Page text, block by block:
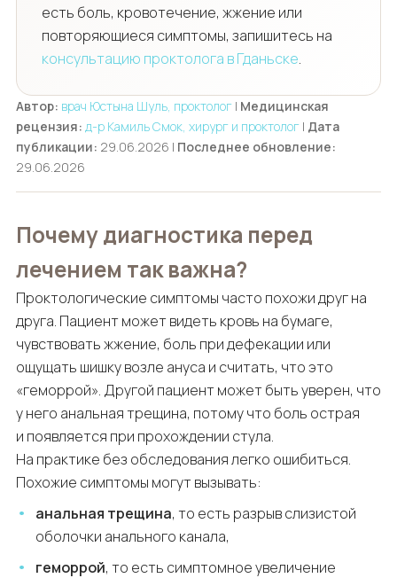
есть боль, кровотечение, жжение или
повторяющиеся симптомы, запишитесь на
консультацию проктолога в Гданьске.
Автор: врач Юстына Шуль, проктолог| Медицинская
рецензия: д-р Камиль Смок, хирург и проктолог| Дата
публикации: 29.06.2026 | Последнее обновление:
29.06.2026
Почему диагностика перед
лечением так важна?
Проктологические симптомы часто похожи друг на
друга. Пациент может видеть кровь на бумаге,
чувствовать жжение, боль при дефекации или
ощущать шишку возле ануса и считать, что это
«геморрой». Другой пациент может быть уверен, что
у него анальная трещина, потому что боль острая
и появляется при прохождении стула.
На практике без обследования легко ошибиться.
Похожие симптомы могут вызывать:
анальная трещина, то есть разрыв слизистой
оболочки анального канала,
геморрой, то есть симптомное увеличение